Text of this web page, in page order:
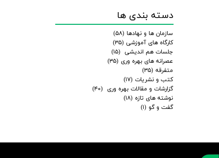
دسته بندی ها
سازمان ها و نهادها (۵۸)
کارگاه های آموزشی (۳۵)
جلسات هم اندیشی (۱۵)
عصرانه های بهره وری (۳۵)
متفرقه (۳۵)
کتب و نشریات (۱۷)
گزارشات و مقالات بهره وری
(۴۰)
نوشته های تازه (۱۸)
گفت و گو (۱)